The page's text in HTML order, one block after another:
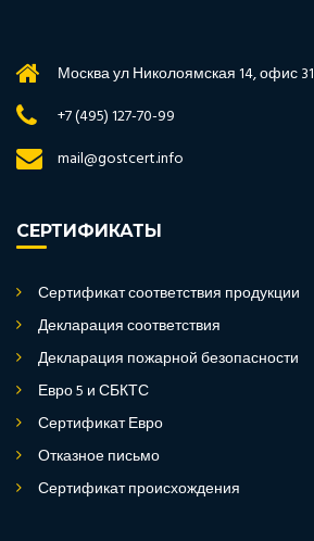
Москва ул Николоямская 14, офис 31
+7 (495) 127-70-99
mail@gostcert.info
СЕРТИФИКАТЫ
Сертификат соответствия продукции
Декларация соответствия
Декларация пожарной безопасности
Евро 5 и СБКТС
Сертификат Евро
Отказное письмо
Сертификат происхождения